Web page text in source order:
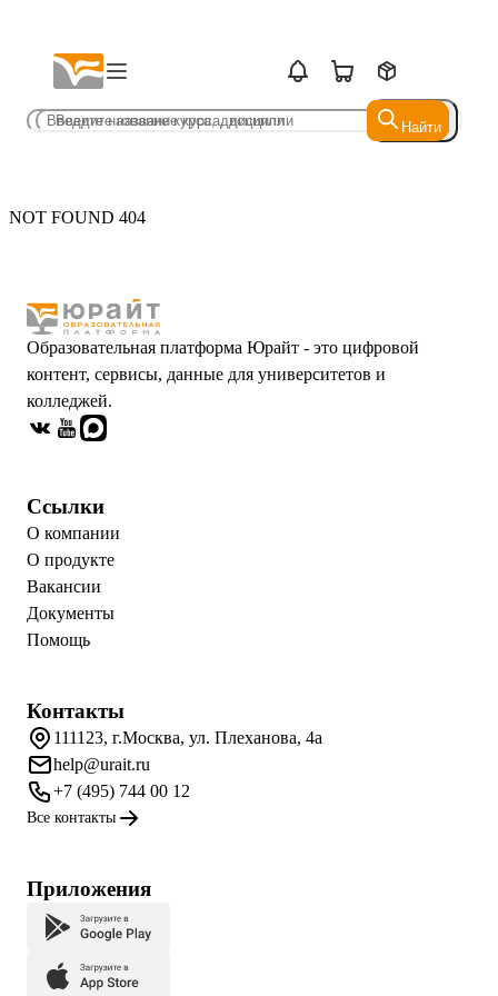
Найти
Найти
NOT FOUND 404
Образовательная платформа Юрайт - это цифровой
контент, сервисы, данные для университетов и
колледжей.
Ссылки
О компании
О продукте
Вакансии
Документы
Помощь
Контакты
111123, г.Москва, ул. Плеханова, 4а
help@urait.ru
+7 (495) 744 00 12
Все контакты
Приложения